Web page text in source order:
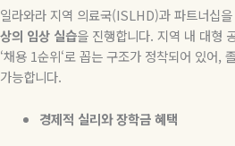
일라와라 지역 의료국(ISLHD)과 파트너십
상의 임상 실습을 진행합니다. 지역 내 대형
‘채용 1순위‘로 꼽는 구조가 정착되어 있어,
가능합니다.
경제적 실리와 장학금 혜택